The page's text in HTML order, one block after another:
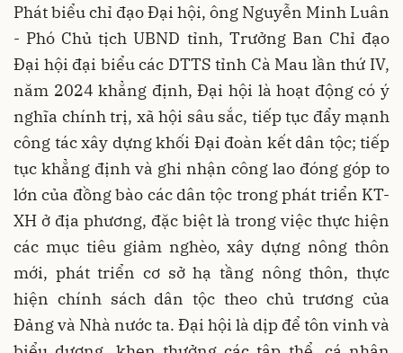
Phát biểu chỉ đạo Đại hội, ông Nguyễn Minh Luân
- Phó Chủ tịch UBND tỉnh, Trưởng Ban Chỉ đạo
Đại hội đại biểu các DTTS tỉnh Cà Mau lần thứ IV,
năm 2024 khẳng định, Đại hội là hoạt động có ý
nghĩa chính trị, xã hội sâu sắc, tiếp tục đẩy mạnh
công tác xây dựng khối Đại đoàn kết dân tộc; tiếp
tục khẳng định và ghi nhận công lao đóng góp to
lớn của đồng bào các dân tộc trong phát triển KT-
XH ở địa phương, đặc biệt là trong việc thực hiện
các mục tiêu giảm nghèo, xây dựng nông thôn
mới, phát triển cơ sở hạ tầng nông thôn, thực
hiện chính sách dân tộc theo chủ trương của
Đảng và Nhà nước ta. Đại hội là dịp để tôn vinh và